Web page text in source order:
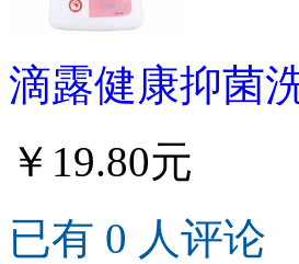
滴露健康抑菌
￥19.80元
已有 0 人评论